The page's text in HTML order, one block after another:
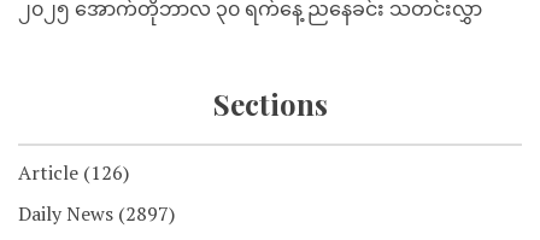
၂၀၂၅ အောက်တိုဘာလ ၃၀ ရက်နေ့ ညနေခင်း သတင်းလွှာ
Sections
Article (126)
Daily News (2897)